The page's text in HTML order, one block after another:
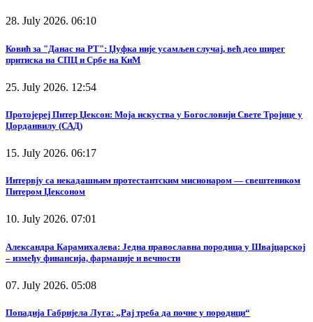
28. July 2026. 06:10
Ковић за "Данас на РТ": Џуфка није усамљен случај, већ део ширег
притиска на СПЦ и Србе на КиМ
25. July 2026. 12:54
Протојереј Питер Џексон: Моја искуства у Богословији Свете Тројице у
Џорданвилу (САД)
15. July 2026. 06:17
Интервју са некадашњим протестантским мисионаром — свештеником
Питером Џексоном
10. July 2026. 07:01
Александра Карамихалева: Једна православна породица у Швајцарској
– између финансија, фармације и вечности
07. July 2026. 05:08
Попадија Габријела Луга: „Рај треба да почне у породици“